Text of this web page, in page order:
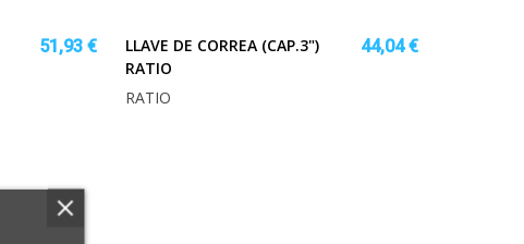
51,93 €
LLAVE DE CORREA (CAP.3")
RATIO
44,04 €
RATIO